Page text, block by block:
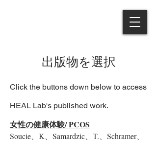
出版物を選択
Click the buttons down below to access
HEAL Lab's published work.
女性の健康体験/ PCOS
Soucie、K、Samardzic、T.、Schramer、